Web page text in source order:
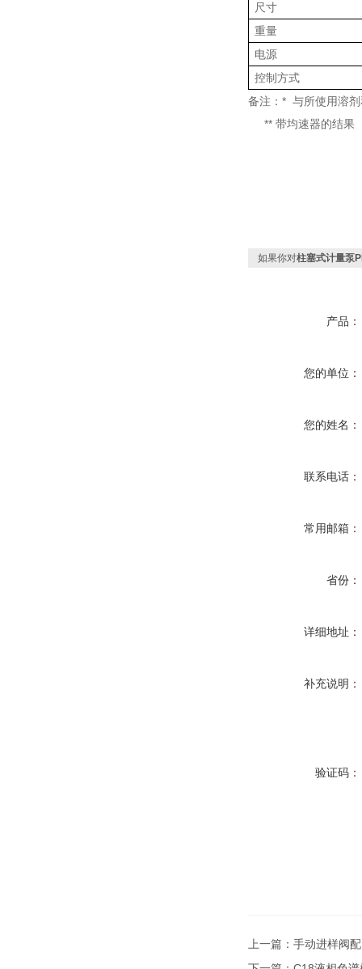
尺寸
重量
电源
控制方式
备注： * 与所使用溶
** 带均速器的结果
如果你对柱塞式计量泵
产品：
您的单位：
您的姓名：
联系电话：
常用邮箱：
省份：
详细地址：
补充说明：
验证码：
上一篇： 手动进样阀